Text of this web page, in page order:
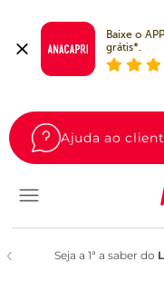
Baixe o
grátis*.
Ajuda ao
Seja a 1ª a saber do